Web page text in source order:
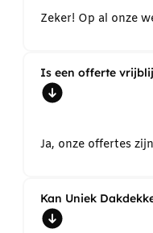
Zeker! Op al onze
Is een offerte
Ja, onze offertes
Kan Uniek